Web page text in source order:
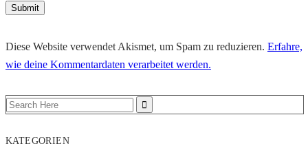
Diese Website verwendet Akismet, um Spam zu reduzieren. Erfahre,
wie deine Kommentardaten verarbeitet werden.
KATEGORIEN